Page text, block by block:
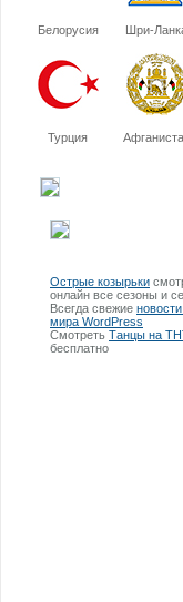
Белорусия Шри-
Турция
Острые козырьки
онлайн все сезоны и
Всегда свежие
мира WordPress
Смотреть Танцы на
бесплатно